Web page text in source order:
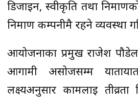
डिजाइन, स्वीकृति तथा
निर्माण कम्पनीमै रहने व्यवस्था
आयोजनाका प्रमुख राजेश
आगामी असोजसम्म
लक्ष्यअनुसार कामलाई तीव्रता